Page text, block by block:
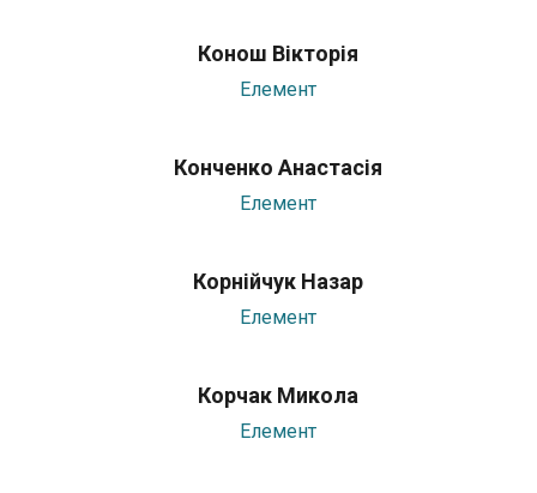
Конош Вікторія
Елемент
Конченко Анастасія
Елемент
Корнійчук Назар
Елемент
Корчак Микола
Елемент